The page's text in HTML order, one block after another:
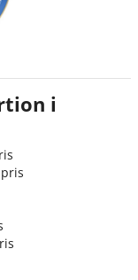
i